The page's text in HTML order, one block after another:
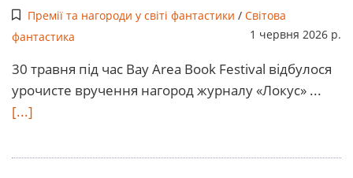
Премії та нагороди у світі фантастики / Світова
фантастика
1 червня 2026 р.
30 травня під час Bay Area Book Festival відбулося
урочисте вручення нагород журналу «Локус» ...
[...]